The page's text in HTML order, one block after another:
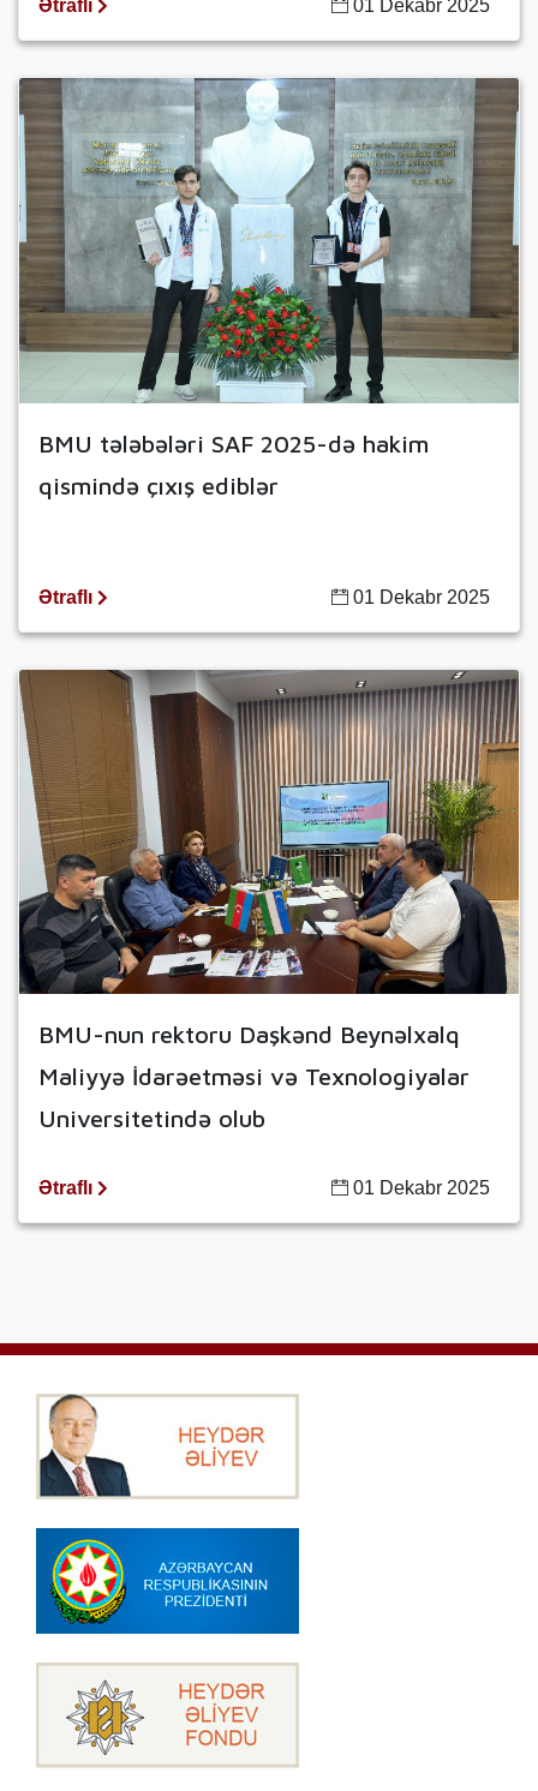
Ətraflı 01 Dekabr 2025
BMU tələbələri SAF 2025-də hakim
qismində çıxış ediblər
Ətraflı 01 Dekabr 2025
BMU-nun rektoru Daşkənd Beynəlxalq
Maliyyə İdarəetməsi və Texnologiyalar
Universitetində olub
Ətraflı 01 Dekabr 2025